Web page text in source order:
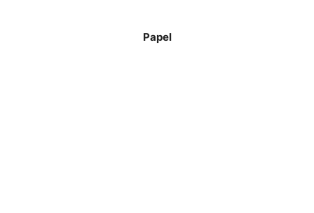
Papel